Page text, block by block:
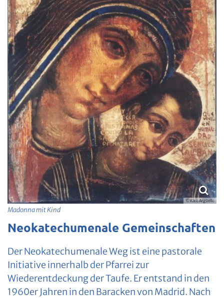
© Kiko Argüello
Madonna mit Kind
Neokatechumenale Gemeinschaften
Der Neokatechumenale Weg ist eine pastorale
Initiative innerhalb der Pfarrei zur
Wiederentdeckung der Taufe. Er entstand in den
1960er Jahren in den Baracken von Madrid. Nach